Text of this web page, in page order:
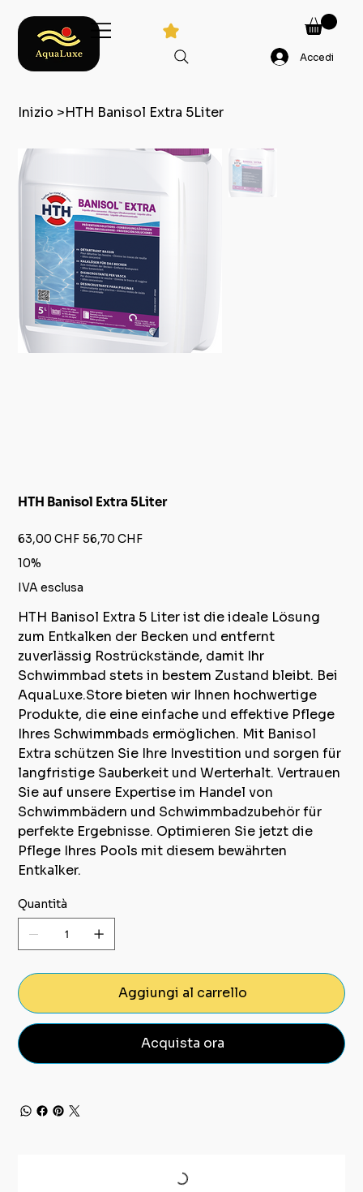
Accedi
Inizio >HTH Banisol Extra 5Liter
HTH Banisol Extra 5Liter
Prezzo
originale
63,00 CHF Prezzo
scontato
56,70 CHF
10%
IVA esclusa
HTH Banisol Extra 5 Liter ist die ideale Lösung
zum Entkalken der Becken und entfernt
zuverlässig Rostrückstände, damit Ihr
Schwimmbad stets in bestem Zustand bleibt. Bei
AquaLuxe.Store bieten wir Ihnen hochwertige
Produkte, die eine einfache und effektive Pflege
Ihres Schwimmbads ermöglichen. Mit Banisol
Extra schützen Sie Ihre Investition und sorgen für
langfristige Sauberkeit und Werterhalt. Vertrauen
Sie auf unsere Expertise im Handel von
Schwimmbädern und Schwimmbadzubehör für
perfekte Ergebnisse. Optimieren Sie jetzt die
Pflege Ihres Pools mit diesem bewährten
Entkalker.
Quantità
Aggiungi al carrello
Acquista ora